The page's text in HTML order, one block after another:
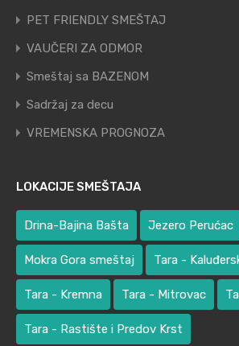
PET FRIENDLY SMEŠTAJ
VAUČERI ZA ODMOR
Smeštaj sa BAZENOM
Sadržaj za decu
VREMENSKA PROGNOZA
LOKACIJE SMEŠTAJA
Drina-Bajina Bašta Jezero Perućac
Mokra Gora smeštaj Tara -
Tara - Kremna Tara - Mitrovac
Tara - Rastište i Predov Krst